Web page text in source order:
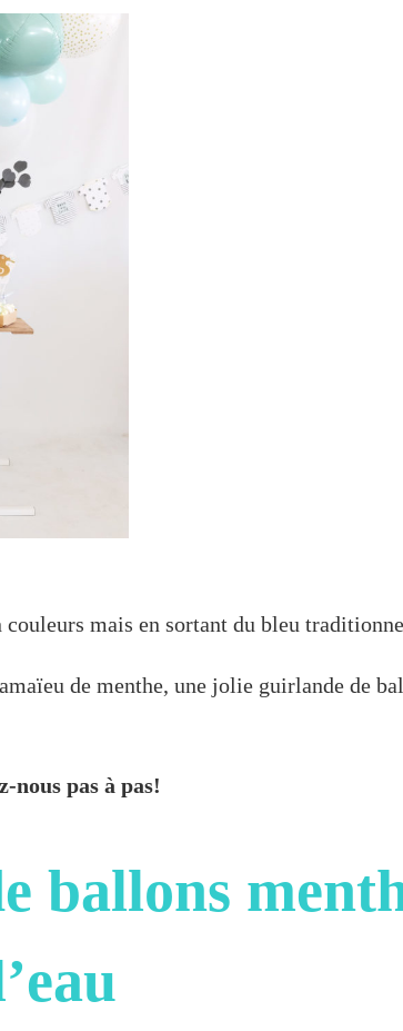
couleurs mais en sortant du bleu
de menthe, une jolie guirlande de
nous pas à pas!
ballons